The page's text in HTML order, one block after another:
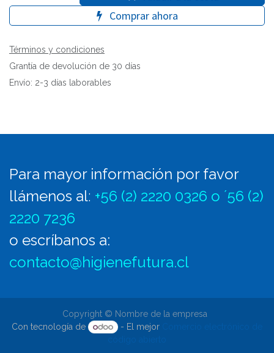
Comprar ahora
Términos y condiciones
Grantía de devolución de 30 días
Envío: 2-3 días laborables
Para mayor información por favor
llámenos al: +56 (2) 2220 0326 o ´56 (2)
2220 7236
o escríbanos a:
contacto@higienefutura.cl
Copyright © Nombre de la empresa
Con tecnología de
- El mejor